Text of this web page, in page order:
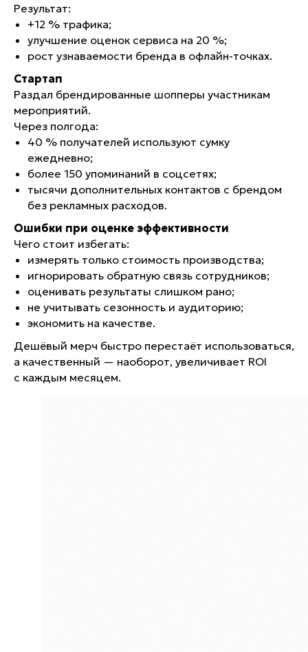
Результат:
+12 % трафика;
улучшение оценок сервиса на 20 %;
рост узнаваемости бренда в офлайн-точках.
Стартап
Раздал брендированные шопперы участникам
мероприятий.
Через полгода:
40 % получателей используют сумку
ежедневно;
более 150 упоминаний в соцсетях;
тысячи дополнительных контактов с брендом
без рекламных расходов.
Ошибки при оценке эффективности
Чего стоит избегать:
измерять только стоимость производства;
игнорировать обратную связь сотрудников;
оценивать результаты слишком рано;
не учитывать сезонность и аудиторию;
экономить на качестве.
Дешёвый мерч быстро перестаёт использоваться,
а качественный — наоборот, увеличивает ROI
с каждым месяцем.
При заключении сделок на нашем сайте вы соглашаетесь
РЕКВИЗИТЫ
АДРЕСА
СПБ, ПР. ОБУХОВСКОЙ
ОБОРОНЫ 72, ЛИТ. «‎О»‎
VK
ZAKAZ@AVRORASTORE.RU
+7 (931) 951-45-16
СВЯЗЬ
ПРОИЗВОДСТВО
ОГРН: 1157847054837
1-Я УЛ. ЯМСКОГО ПОЛЯ,
Д. 1, КОРП. 1, АП. 23
КОМПЛЕКС SLAVA
ОФИС МСК
ОФИС СПБ
СПБ, УЛИЦА КИЕВСКАЯ,
Д. 6, БЦ «КИЕВСКАЯ 6»
ООО «‎А-Стор»